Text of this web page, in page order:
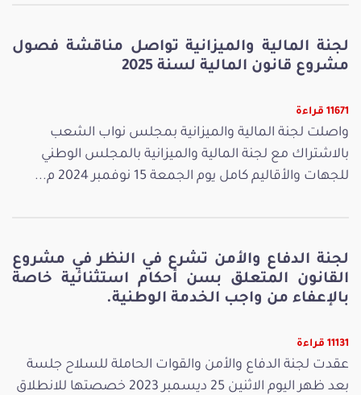
لجنة المالية والميزانية تواصل مناقشة فصول
مشروع قانون المالية لسنة 2025
11671 قراءة
واصلت لجنة المالية والميزانية بمجلس نواب الشعب
بالاشتراك مع لجنة المالية والميزانية بالمجلس الوطني
للجهات والأقاليم كامل يوم الجمعة 15 نوفمبر 2024 م...
لجنة الدفاع والأمن تشرع في النظر في مشروع
القانون المتعلق بسن أحكام استثنائية خاصة
بالإعفاء من واجب الخدمة الوطنية.
11131 قراءة
عقدت لجنة الدفاع والأمن والقوات الحاملة للسلاح جلسة
بعد ظهر اليوم الاثنين 25 ديسمبر 2023 خصصتها للانطلاق